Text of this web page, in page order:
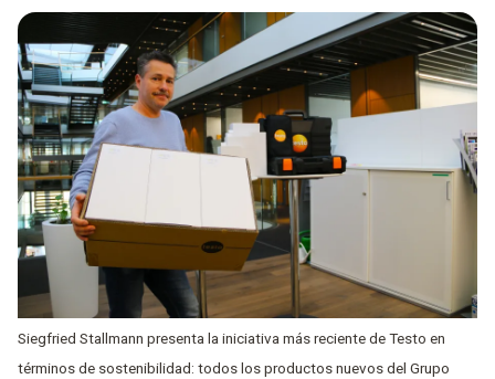
Siegfried Stallmann presenta la iniciativa más reciente de Testo en
términos de sostenibilidad: todos los productos nuevos del Grupo